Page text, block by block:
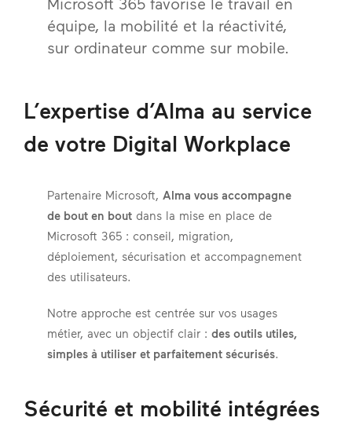
équipe, la mobilité et la réactivité,
sur ordinateur comme sur mobile.
L’expertise d’Alma au service
de votre Digital Workplace
Partenaire Microsoft, Alma vous accompagne
de bout en bout dans la mise en place de
Microsoft 365 : conseil, migration,
déploiement, sécurisation et accompagnement
des utilisateurs.
Notre approche est centrée sur vos usages
métier, avec un objectif clair : des outils utiles,
simples à utiliser et parfaitement sécurisés.
Sécurité et mobilité intégrées